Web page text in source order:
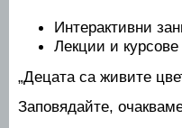
Интерактивни
Лекции и
„Децата са живите
Заповядайте,